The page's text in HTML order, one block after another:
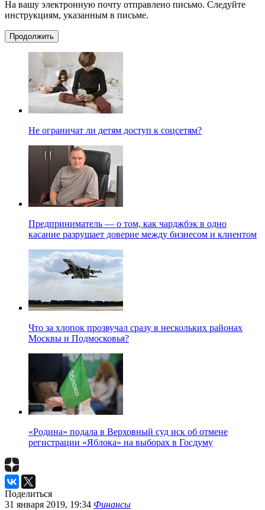
На вашу электронную почту отправлено письмо. Следуйте
инструкциям, указанным в письме.
Продолжить
Не ограничат ли детям доступ к соцсетям?
Предприниматель — о том, как чарджбэк в одно
касание разрушает доверие между бизнесом и клиентом
Что за хлопок прозвучал сразу в нескольких районах
Москвы и Подмосковья?
«Родина» подала в Верховный суд иск об отмене
регистрации «Яблока» на выборах в Госдуму
Поделиться
31 января 2019, 19:34 Финансы